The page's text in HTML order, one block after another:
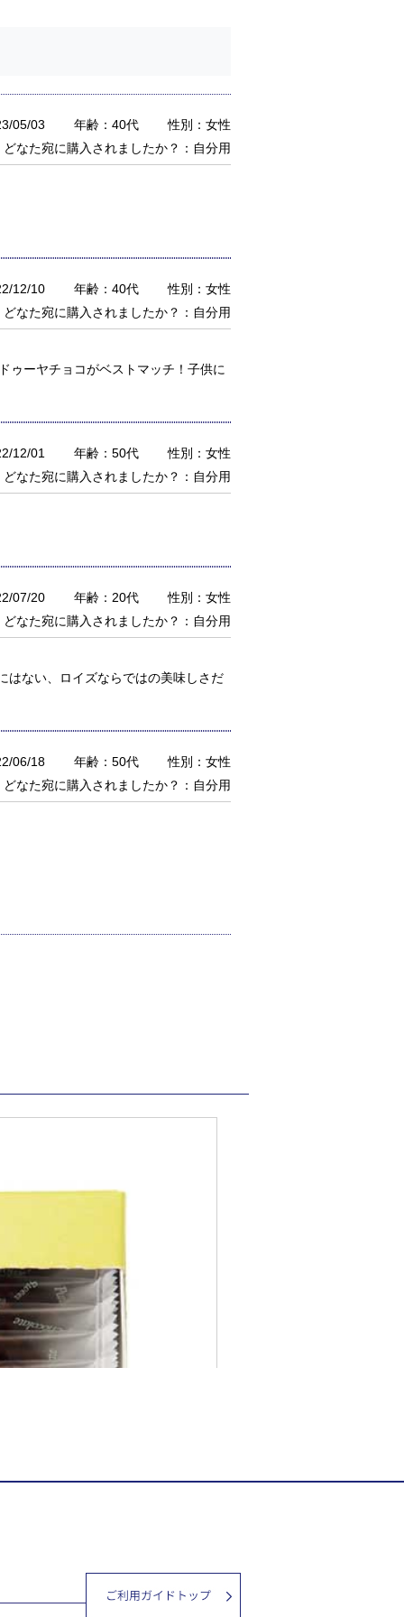
05/03 年齢：40代
性別：女性
どなた宛に購入されましたか？：自分用
12/10 年齢：40代
性別：女性
どなた宛に購入されましたか？：自分用
ゥーヤチョコがベストマッチ！子供に
12/01 年齢：50代
性別：女性
どなた宛に購入されましたか？：自分用
07/20 年齢：20代
性別：女性
どなた宛に購入されましたか？：自分用
はない、ロイズならではの美味しさだ
06/18 年齢：50代
性別：女性
どなた宛に購入されましたか？：自分用